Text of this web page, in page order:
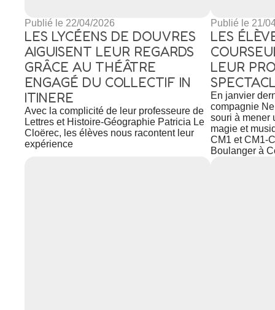
Publié le 22/04/2026
LES LYCÉENS DE DOUVRES
AIGUISENT LEUR REGARDS
GRÂCE AU THÉÂTRE
ENGAGÉ DU COLLECTIF IN
ITINERE
Avec la complicité de leur professeure de
Lettres et Histoire-Géographie Patricia Le
Cloërec, les élèves nous racontent leur
expérience
Publié le 21/
LES
LEUR
En janvier
compagnie
souri à mener
magie et
CM1 et CM1-
Boulanger à